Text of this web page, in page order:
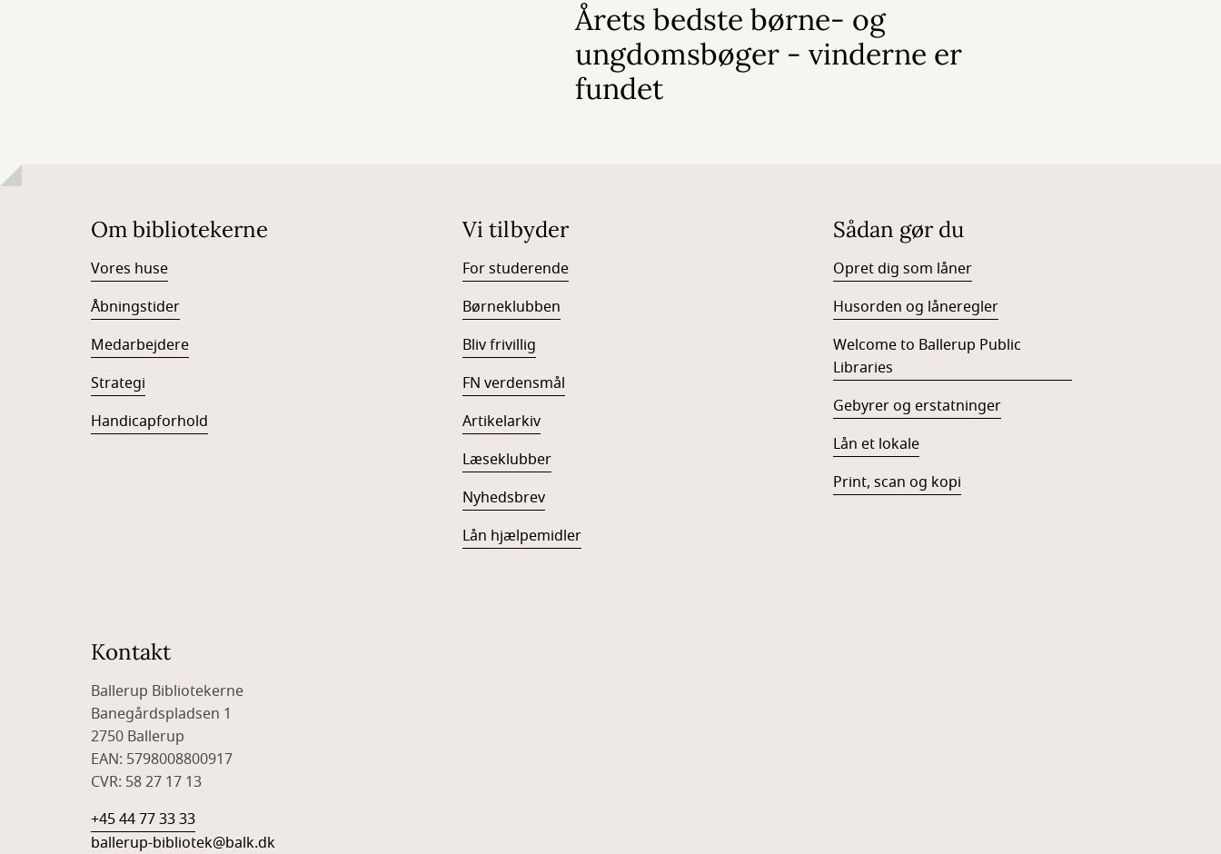
Årets bedste børne- og
ungdomsbøger - vinderne er
fundet
Om bibliotekerne
Vores huse
Åbningstider
Medarbejdere
Strategi
Handicapforhold
Vi tilbyder
For studerende
Børneklubben
Bliv frivillig
FN verdensmål
Artikelarkiv
Læseklubber
Nyhedsbrev
Lån hjælpemidler
Sådan gør du
Opret dig som låner
Husorden og låneregler
Welcome to Ballerup Public
Libraries
Gebyrer og erstatninger
Lån et lokale
Print, scan og kopi
Kontakt
Ballerup Bibliotekerne
Banegårdspladsen 1
2750 Ballerup
EAN: 5798008800917
CVR: 58 27 17 13
+45 44 77 33 33
ballerup-bibliotek@balk.dk